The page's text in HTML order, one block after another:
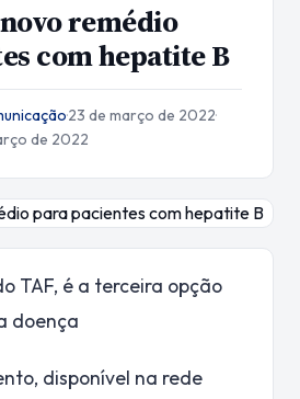
remédio
com hepatite B
·23 de março de 2022·
de 2022
TAF, é a terceira opção
doença
disponível na rede